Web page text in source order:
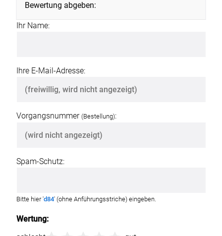
Bewertung abgeben:
Wertung:
Ihr Name:
Ihre E-Mail-Adresse:
Vorgangsnummer (Bestellung):
Spam-Schutz:
Bitte hier 'd84' (ohne Anführungsstriche) eingeben.